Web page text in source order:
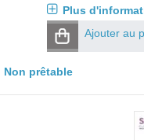
Plus
Ajouter au
Non prêtable